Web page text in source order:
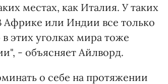
местах, как Италия. У таких
Африке или Индии все только
этих уголках мира тоже
- объясняет Айлворд.
о себе на протяжении